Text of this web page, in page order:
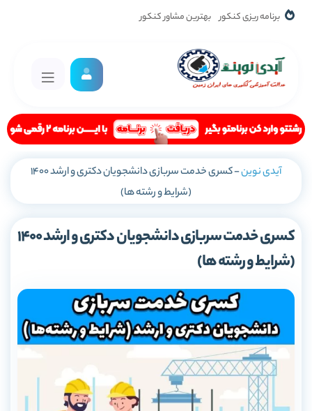
برنامه ریزی کنکور بهترین مشاور کنکور
آیدی نوین-
کسری خدمت سربازی دانشجویان دکتری و ارشد 1400
(شرایط و رشته ها)
کسری خدمت سربازی دانشجویان دکتری و ارشد 1400
(شرایط و رشته ها)